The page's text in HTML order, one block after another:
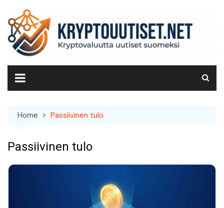
content
Home Passiivinen tulo
Passiivinen tulo